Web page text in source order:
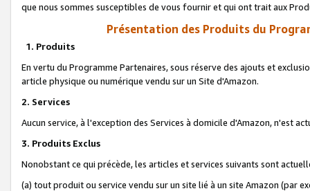
que nous sommes susceptibles de vous fournir et qui ont trait aux
Présentation des Produits du
1. Produits
En vertu du Programme Partenaires, sous réserve des ajouts et
article physique ou numérique vendu sur un Site d'Amazon.
2. Services
Aucun service, à l'exception des Services à domicile d'Amazon, n'est
3. Produits Exclus
Nonobstant ce qui précède, les articles et services suivants sont
(a) tout produit ou service vendu sur un site lié à un site Amazon (par